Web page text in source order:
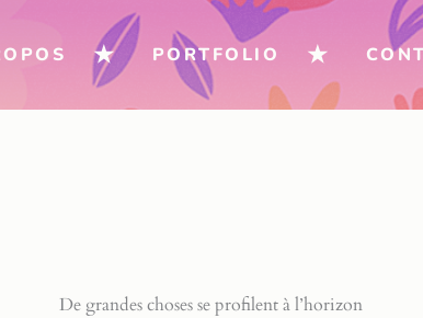
PORTFOLIO
De grandes choses se profilent à l’horizon